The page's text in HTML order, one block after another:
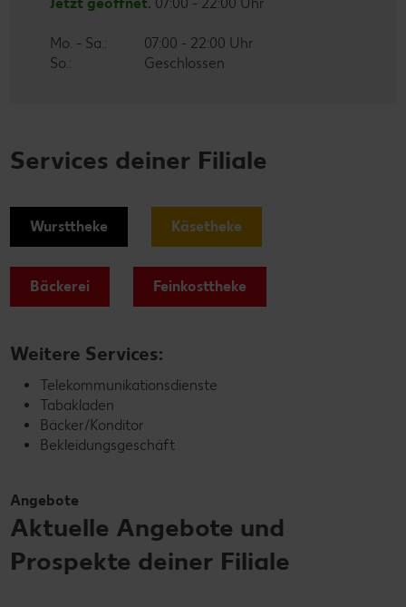
Mo. - Sa.:
07:00 - 22:00 Uhr
So.:
Geschlossen
Services deiner Filiale
Wursttheke Käsetheke
Bäckerei Feinkosttheke
Weitere Services:
Telekommunikationsdienste
Tabakladen
Bäcker/Konditor
Bekleidungsgeschäft
Angebote
Aktuelle Angebote und
Prospekte deiner Filiale